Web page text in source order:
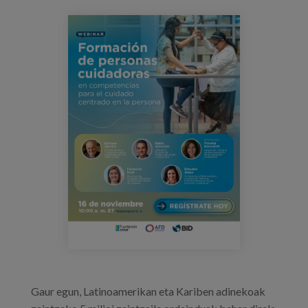
Egizu lan gurekin
Salaketa-kanala
webinar_bid_03.png
Gaur egun, Latinoamerikan eta Kariben adinekoak